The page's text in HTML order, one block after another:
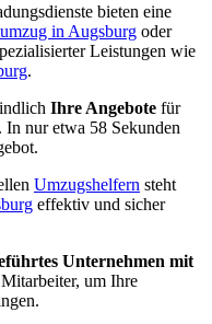
bieten eine
in Augsburg oder
Leistungen wie
.
Ihre Angebote für
nur etwa 58 Sekunden
Umzugshelfern steht
effektiv und sicher
Unternehmen mit
um Ihre